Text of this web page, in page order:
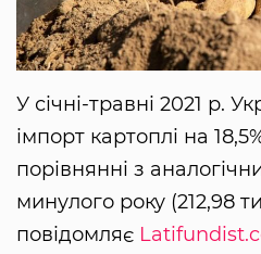
У січні-травні 2021 р.
імпорт картоплі на
порівнянні з
минулого року (212,98
повідомляє